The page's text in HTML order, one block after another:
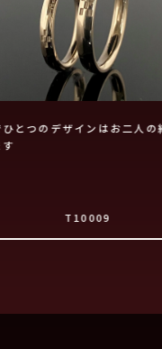
ひとつのデザインはお二人の
T10009